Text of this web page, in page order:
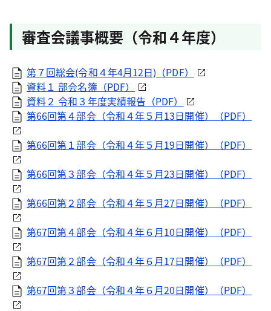
審査会議事概要（令和４年度）
第７回総会(令和４年4月12日)（PDF）
資料１ 部会名簿（PDF）
資料２ 令和３年度実績報告（PDF）
第66回第４部会（令和４年５月13日開催）（PDF）
第66回第１部会（令和４年５月19日開催）（PDF）
第66回第３部会（令和４年５月23日開催）（PDF）
第66回第２部会（令和４年５月27日開催）（PDF）
第67回第４部会（令和４年６月10日開催）（PDF）
第67回第２部会（令和４年６月17日開催）（PDF）
第67回第３部会（令和４年６月20日開催）（PDF）